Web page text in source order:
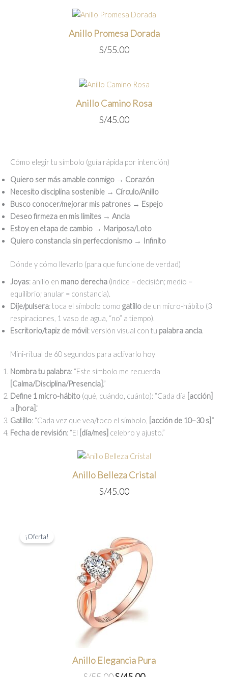
Anillo Promesa Dorada
S/55.00
Anillo Camino Rosa
S/45.00
Cómo elegir tu símbolo (guía rápida por intención)
Quiero ser más amable conmigo → Corazón
Necesito disciplina sostenible → Círculo/Anillo
Busco conocer/mejorar mis patrones → Espejo
Deseo firmeza en mis límites → Ancla
Estoy en etapa de cambio → Mariposa/Loto
Quiero constancia sin perfeccionismo → Infinito
Dónde y cómo llevarlo (para que funcione de verdad)
Joyas: anillo en mano derecha (índice = decisión; medio =
equilibrio; anular = constancia).
Dije/pulsera: toca el símbolo como gatillo de un micro-hábito (3
respiraciones, 1 vaso de agua, “no” a tiempo).
Escritorio/tapiz de móvil: versión visual con tu palabra ancla.
Mini-ritual de 60 segundos para activarlo hoy
Nombra tu palabra: “Este símbolo me recuerda
[Calma/Disciplina/Presencia] .”
Define 1 micro-hábito (qué, cuándo, cuánto): “Cada día [acción]
a [hora] .”
Gatillo: “Cada vez que vea/toco el símbolo, [acción de 10–30 s] .”
Fecha de revisión: “El [día/mes] celebro y ajusto.”
Anillo Belleza Cristal
S/45.00
¡Oferta!
Anillo Elegancia Pura